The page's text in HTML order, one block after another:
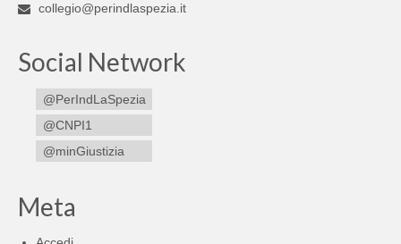
collegio@perindlaspezia.it
Social Network
@PerIndLaSpezia
@CNPI1
@minGiustizia
Meta